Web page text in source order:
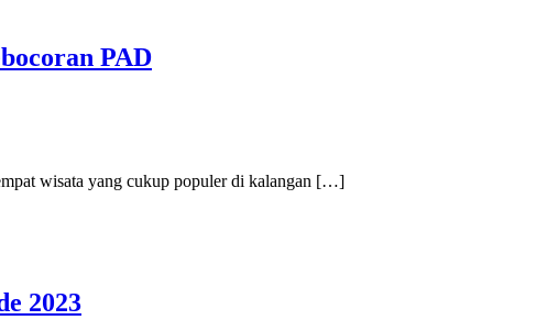
PAD
wisata yang cukup populer di kalangan […]
2023